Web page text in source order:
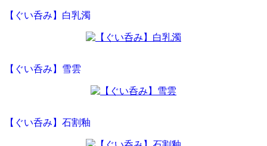
【ぐい呑み】白乳濁
【ぐい呑み】雪雲
【ぐい呑み】石割釉